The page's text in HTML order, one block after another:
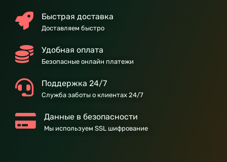
Быстрая доставка
Доставляем быстро
Удобная оплата
Безопасные онлайн платежи
Поддержка 24/7
Служба заботы о клиентах 24/7
Данные в безопасности
Мы используем SSL шифрование